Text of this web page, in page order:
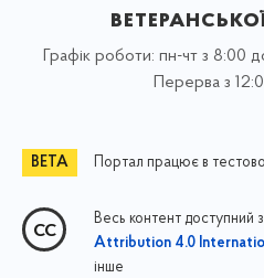
Графік роботи: пн-чт з 8:00
Перерва з
Портал працює в
Весь контент доступний
Attribution 4.0
інше